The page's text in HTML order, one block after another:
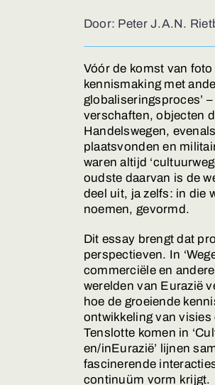
Door: Peter J.A.N.
Vóór de komst van
kennismaking met
globaliseringsproces’
verschaften, objecten
Handelswegen,
plaatsvonden en
waren altijd
oudste daarvan is de
deel uit, ja zelfs: in die
noemen, gevormd.
Dit essay brengt dat
perspectieven. In
commerciële en
werelden van Eurazië
hoe de groeiende
ontwikkeling van
Tenslotte komen in
en/inEurazië’ lijnen
fascinerende
continuüm vorm krijgt.